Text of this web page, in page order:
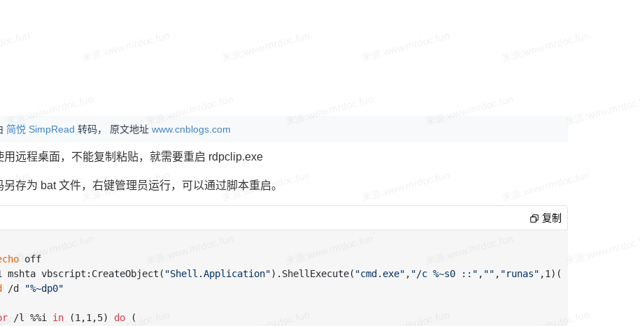
简悦 SimpRead 转码， 原文地址 www.cnblogs.com
用远程桌面，不能复制粘贴，就需要重启 rdpclip.exe
另存为 bat 文件，右键管理员运行，可以通过脚本重启。
复制
off
mshta vbscript:CreateObject( "Shell.Application").ShellExecute( "cmd.exe" , "/c %~s0 ::" , "" , "runas"
/d "%~dp0"
/l %%i in (1,1,5) do (